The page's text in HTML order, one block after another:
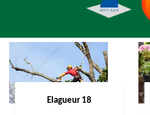
Elagueur 18